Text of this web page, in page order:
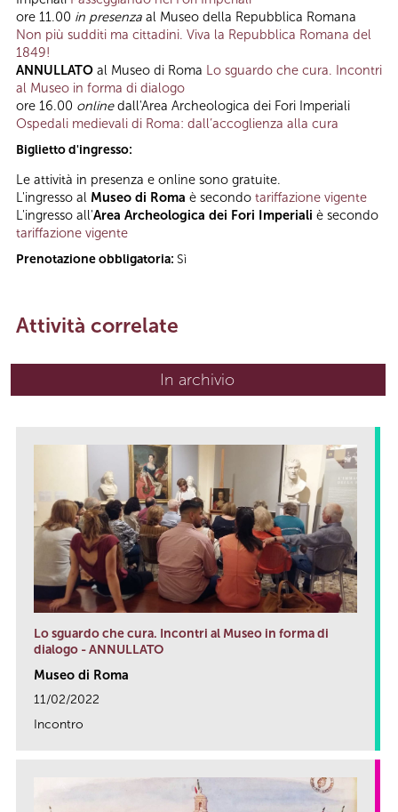
ore 11.00 in presenza al Museo della Repubblica Romana
Non più sudditi ma cittadini. Viva la Repubblica Romana del
1849!
ANNULLATO al Museo di Roma Lo sguardo che cura. Incontri
al Museo in forma di dialogo
ore 16.00 onlinedall'Area Archeologica dei Fori Imperiali
Ospedali medievali di Roma: dall’accoglienza alla cura
Biglietto d'ingresso:
Le attività in presenza e online sono gratuite.
L'ingresso al Museo di Roma è secondo tariffazione vigente
L'ingresso all'Area Archeologica dei Fori Imperiali è secondo
tariffazione vigente
Prenotazione obbligatoria: Sì
Attività correlate
In archivio
Lo sguardo che cura. Incontri al Museo in forma di
dialogo - ANNULLATO
Museo di Roma
11/02/2022
Incontro